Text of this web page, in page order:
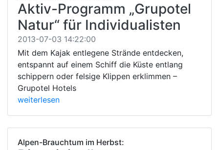
Aktiv-Programm „Grupotel
Natur“ für Individualisten
2013-07-03 14:22:00
Mit dem Kajak entlegene Strände entdecken,
entspannt auf einem Schiff die Küste entlang
schippern oder felsige Klippen erklimmen –
Grupotel Hotels
weiterlesen
Alpen-Brauchtum im Herbst: